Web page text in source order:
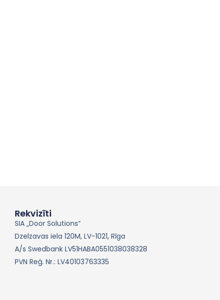
Rekvizīti
SIA „Door Solutions“
Dzelzavas iela 120M, LV-1021, Rīga
A/s Swedbank LV51HABA0551038038328
PVN Reģ. Nr.: LV40103763335